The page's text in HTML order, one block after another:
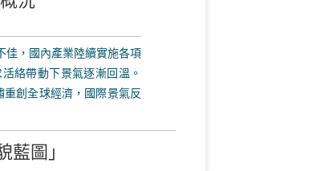
佳，國內產業陸續實施各項
絡帶動下景氣逐漸回溫。
創全球經濟，國際景氣反
藍圖」